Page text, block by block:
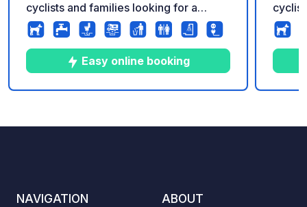
cyclists and families looking for a
green break. Free access to the
campsite swimming pool.
Easy online booking
green
NAVIGATION ABOUT